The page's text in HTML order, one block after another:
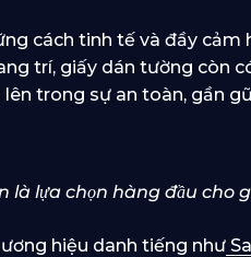
cách tinh tế và đầy cảm
trí, giấy dán tường còn
trong sự an toàn, gần
lựa chọn hàng đầu cho
hiệu danh tiếng như